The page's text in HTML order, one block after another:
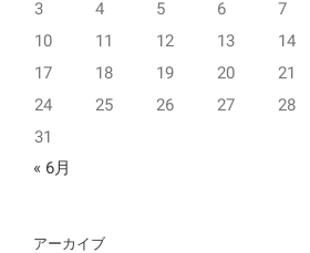
3
4 5 6 7
10
11 12 13 14
17
18 19 20 21
24
25 26 27 28
31
« 6月
アーカイブ